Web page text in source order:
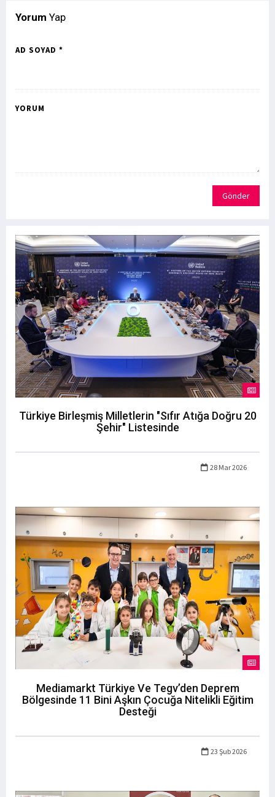
Yorum Yap
AD SOYAD *
YORUM
Gönder
Türkiye Birleşmiş Milletlerin "Sıfır Atığa Doğru 20
Şehir" Listesinde
28 Mar 2026
Mediamarkt Türkiye Ve Tegv’den Deprem
Bölgesinde 11 Bini Aşkın Çocuğa Nitelikli Eğitim
Desteği
23 Şub 2026